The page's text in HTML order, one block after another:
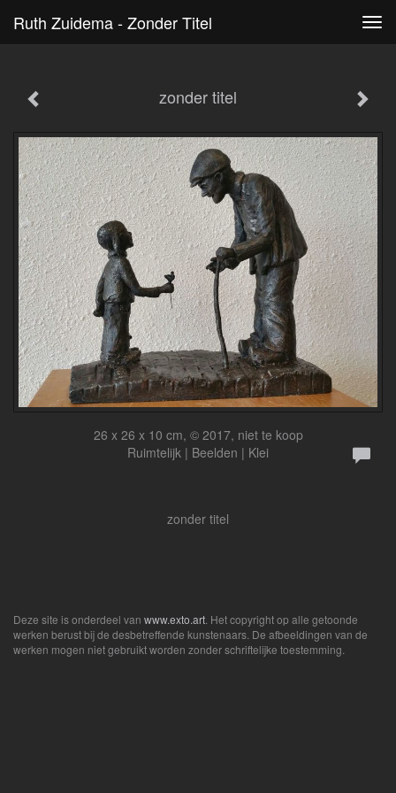
Ruth Zuidema - Zonder Titel
zonder titel
26 x 26 x 10 cm, © 2017, niet te koop
Ruimtelijk | Beelden | Klei
zonder titel
Deze site is onderdeel van www.exto.art . Het copyright op alle getoonde
werken berust bij de desbetreffende kunstenaars. De afbeeldingen van de
werken mogen niet gebruikt worden zonder schriftelijke toestemming.